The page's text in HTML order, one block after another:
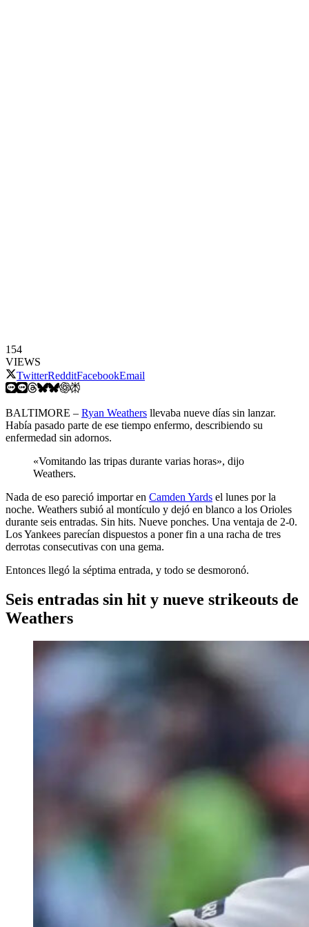
154
VIEWS
TwitterRedditFacebookEmail
BALTIMORE – Ryan Weathers llevaba nueve días sin lanzar.
Había pasado parte de ese tiempo enfermo, describiendo su
enfermedad sin adornos.
«Vomitando las tripas durante varias horas», dijo
Weathers.
Nada de eso pareció importar en Camden Yards el lunes por la
noche. Weathers subió al montículo y dejó en blanco a los Orioles
durante seis entradas. Sin hits. Nueve ponches. Una ventaja de 2-0.
Los Yankees parecían dispuestos a poner fin a una racha de tres
derrotas consecutivas con una gema.
Entonces llegó la séptima entrada, y todo se desmoronó.
Seis entradas sin hit y nueve strikeouts de
Weathers